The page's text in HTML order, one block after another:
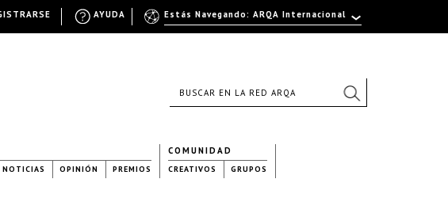
NOTICIAS OPINIÓN PREMIOS
COMUNIDAD
CREATIVOS GRUPOS
Estás Navegando: ARQA Internacional
AYUDA